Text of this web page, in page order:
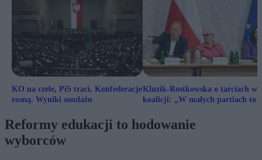
KO na czele, PiS traci, Konfederacje
rosną. Wyniki sondażu
Kluzik-Rostkowska o tarciach w
koalicji: „W małych partiach to
Reformy edukacji to hodowanie
wyborców